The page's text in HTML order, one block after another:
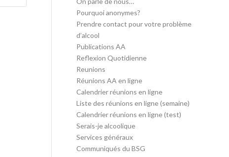
Pourquoi anonymes?
Prendre contact pour votre problème
d’alcool
Publications AA
Reflexion Quotidienne
Reunions
Réunions AA en ligne
Calendrier réunions en ligne
Liste des réunions en ligne (semaine)
Calendrier réunions en ligne (test)
Serais-je alcoolique
Services généraux
Communiqués du BSG